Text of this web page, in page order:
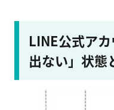
LINE公式ア
出ない」状態